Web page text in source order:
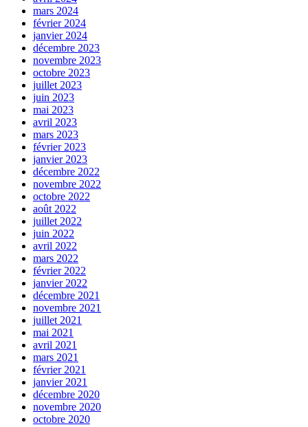
mars 2024
février 2024
janvier 2024
décembre 2023
novembre 2023
octobre 2023
juillet 2023
juin 2023
mai 2023
avril 2023
mars 2023
février 2023
janvier 2023
décembre 2022
novembre 2022
octobre 2022
août 2022
juillet 2022
juin 2022
avril 2022
mars 2022
février 2022
janvier 2022
décembre 2021
novembre 2021
juillet 2021
mai 2021
avril 2021
mars 2021
février 2021
janvier 2021
décembre 2020
novembre 2020
octobre 2020